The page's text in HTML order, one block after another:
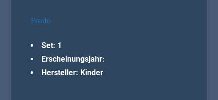
Frodo
Set: 1
Erscheinungsjahr:
Hersteller: Kinder